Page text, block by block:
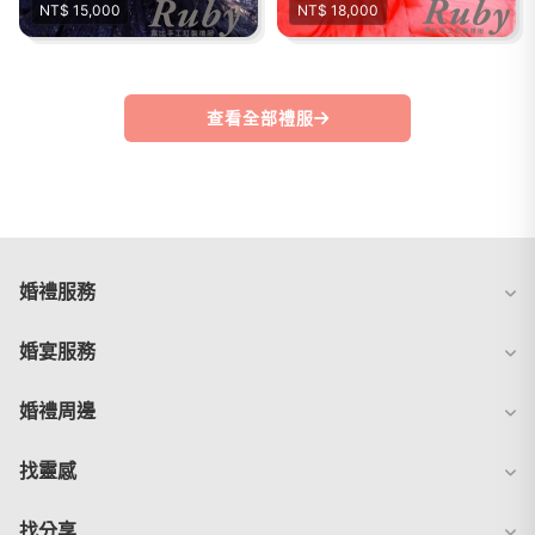
NT$ 15,000 NT$ 18,000
查看全部禮服
婚禮服務
婚宴服務
婚禮周邊
找靈感